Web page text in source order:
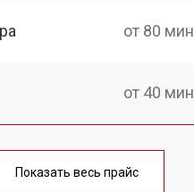
от 80 мин
от 40 мин
Показать весь прайс